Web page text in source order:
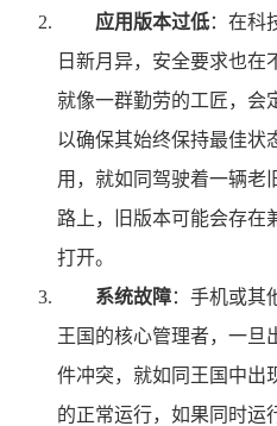
应用版本过低：在科
日新月异，安全要求也在
就像一群勤劳的工匠，会
以确保其始终保持最佳状
用，就如同驾驶着一辆老
路上，旧版本可能会存在
打开。
系统故障：手机或其
王国的核心管理者，一旦
件冲突，就如同王国中出
的正常运行，如果同时运